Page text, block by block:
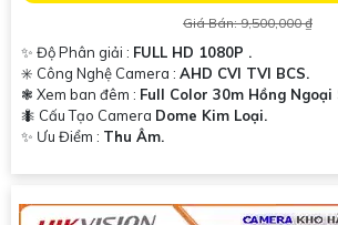
Giá Bán: 9,500,000 ₫
✨ Độ Phân giải : FULL HD 1080P .
✳️ Công Nghệ Camera : AHD CVI TVI BCS.
❃ Xem ban đêm : Full Color 30m Hồng Ngoại
🐜 Cấu Tạo Camera Dome Kim Loại.
️✨ Ưu Điểm : Thu Âm.